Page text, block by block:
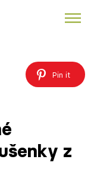
Pin it
z